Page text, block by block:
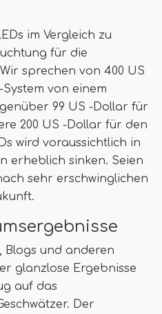
im Vergleich zu
für die
sprechen von 400 US
von einem
99 US -Dollar für
200 US -Dollar für den
wird voraussichtlich in
erheblich sinken. Seien
sehr erschwinglichen
Blogs und anderen
glanzlose Ergebnisse
auf das
Der